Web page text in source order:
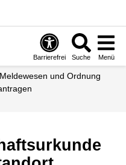
Barrierefrei Suche Menü
Meldewesen und Ordnung